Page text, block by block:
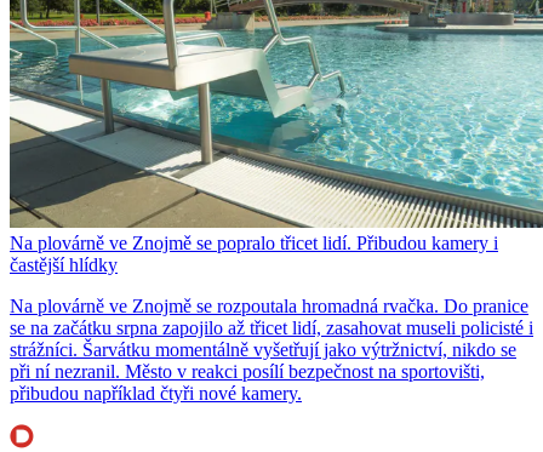
Na plovárně ve Znojmě se popralo třicet lidí. Přibudou kamery i
častější hlídky
Na plovárně ve Znojmě se rozpoutala hromadná rvačka. Do pranice
se na začátku srpna zapojilo až třicet lidí, zasahovat museli policisté i
strážníci. Šarvátku momentálně vyšetřují jako výtržnictví, nikdo se
při ní nezranil. Město v reakci posílí bezpečnost na sportovišti,
přibudou například čtyři nové kamery.